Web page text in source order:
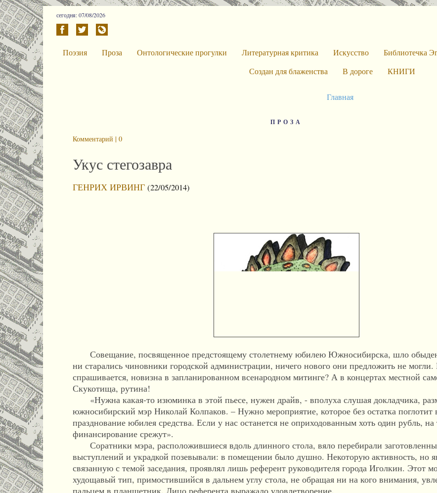
сегодня: 07/08/2026
Поэзия Проза Онтологические прогулки Литературная критика Искусство Библиотечка
Создан для блаженства
В дороге КНИГИ
Главная
ПРОЗА
Комментарий | 0
Укус стегозавра
ГЕНРИХ ИРВИНГ (22/05/2014)
Совещание, посвященное предстоящему столетнему юбилею Южносибирска, шло
ни старались чиновники городской администрации, ничего нового они предложить не могли.
спрашивается, новизна в запланированном всенародном митинге? А в концертах местной
Скукотища, рутина!
«Нужна какая-то изюминка в этой пьесе, нужен драйв, - вполуха слушая докладчика,
южносибирский мэр Николай Колпаков. – Нужно мероприятие, которое без остатка поглотит
празднование юбилея средства. Если у нас останется не оприходованным хоть один рубль, на
финансирование срежут».
Соратники мэра, расположившиеся вдоль длинного стола, вяло перебирали
выступлений и украдкой позевывали: в помещении было душно. Некоторую активность, но
связанную с темой заседания, проявлял лишь референт руководителя города Иголкин. Этот
худощавый тип, примостившийся в дальнем углу стола, не обращая ни на кого внимания,
пальцем в планшетник. Лицо референта выражало удовлетворение.